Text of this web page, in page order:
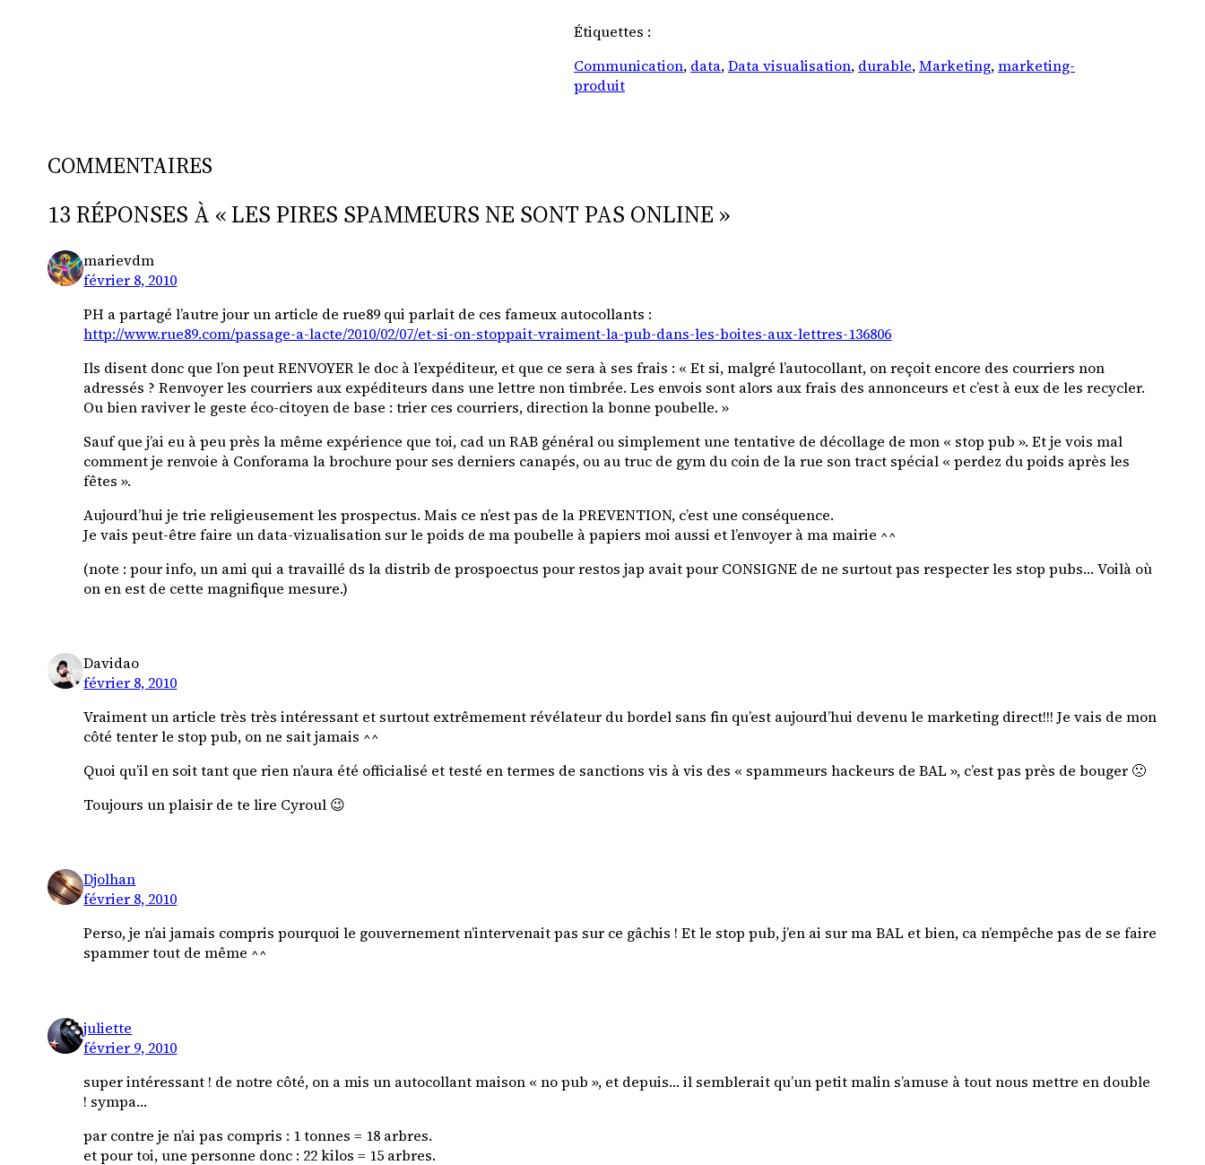
Étiquettes :
Communication, data, Data visualisation, durable, Marketing, marketing-
produit
COMMENTAIRES
13 RÉPONSES À « LES PIRES SPAMMEURS NE SONT PAS ONLINE »
marievdm
février 8, 2010
PH a partagé l’autre jour un article de rue89 qui parlait de ces fameux autocollants :
http://www.rue89.com/passage-a-lacte/2010/02/07/et-si-on-stoppait-vraiment-la-pub-dans-les-boites-aux-lettres-136806
Ils disent donc que l’on peut RENVOYER le doc à l’expéditeur, et que ce sera à ses frais : « Et si, malgré l’autocollant, on reçoit encore des courriers non
adressés ? Renvoyer les courriers aux expéditeurs dans une lettre non timbrée. Les envois sont alors aux frais des annonceurs et c’est à eux de les recycler.
Ou bien raviver le geste éco-citoyen de base : trier ces courriers, direction la bonne poubelle. »
Sauf que j’ai eu à peu près la même expérience que toi, cad un RAB général ou simplement une tentative de décollage de mon « stop pub ». Et je vois mal
comment je renvoie à Conforama la brochure pour ses derniers canapés, ou au truc de gym du coin de la rue son tract spécial « perdez du poids après les
fêtes ».
Aujourd’hui je trie religieusement les prospectus. Mais ce n’est pas de la PREVENTION, c’est une conséquence.
Je vais peut-être faire un data-vizualisation sur le poids de ma poubelle à papiers moi aussi et l’envoyer à ma mairie ^^
(note : pour info, un ami qui a travaillé ds la distrib de prospoectus pour restos jap avait pour CONSIGNE de ne surtout pas respecter les stop pubs… Voilà où
on en est de cette magnifique mesure.)
Davidao
février 8, 2010
Vraiment un article très très intéressant et surtout extrêmement révélateur du bordel sans fin qu’est aujourd’hui devenu le marketing direct!!! Je vais de mon
côté tenter le stop pub, on ne sait jamais ^^
Quoi qu’il en soit tant que rien n’aura été officialisé et testé en termes de sanctions vis à vis des « spammeurs hackeurs de BAL », c’est pas près de bouger 🙁
Toujours un plaisir de te lire Cyroul 😉
Djolhan
février 8, 2010
Perso, je n’ai jamais compris pourquoi le gouvernement n’intervenait pas sur ce gâchis ! Et le stop pub, j’en ai sur ma BAL et bien, ca n’empêche pas de se faire
spammer tout de même ^^
juliette
février 9, 2010
super intéressant ! de notre côté, on a mis un autocollant maison « no pub », et depuis… il semblerait qu’un petit malin s’amuse à tout nous mettre en double
! sympa…
par contre je n’ai pas compris : 1 tonnes = 18 arbres.
et pour toi, une personne donc : 22 kilos = 15 arbres.